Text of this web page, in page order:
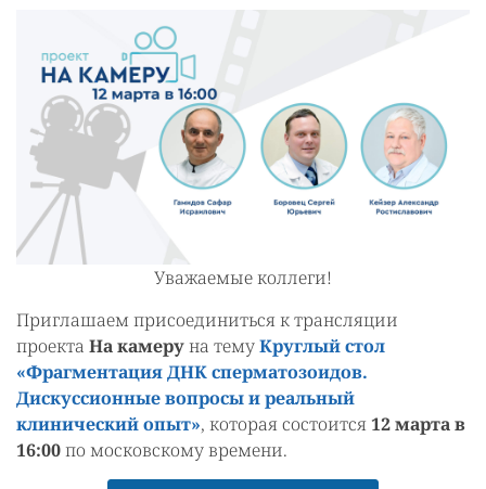
Уважаемые коллеги!
Приглашаем присоединиться к трансляции
проекта На камеруна темуКруглый стол
«Фрагментация ДНК сперматозоидов.
Дискуссионные вопросы и реальный
клинический опыт», которая состоится 12 марта в
16:00по московскому времени.